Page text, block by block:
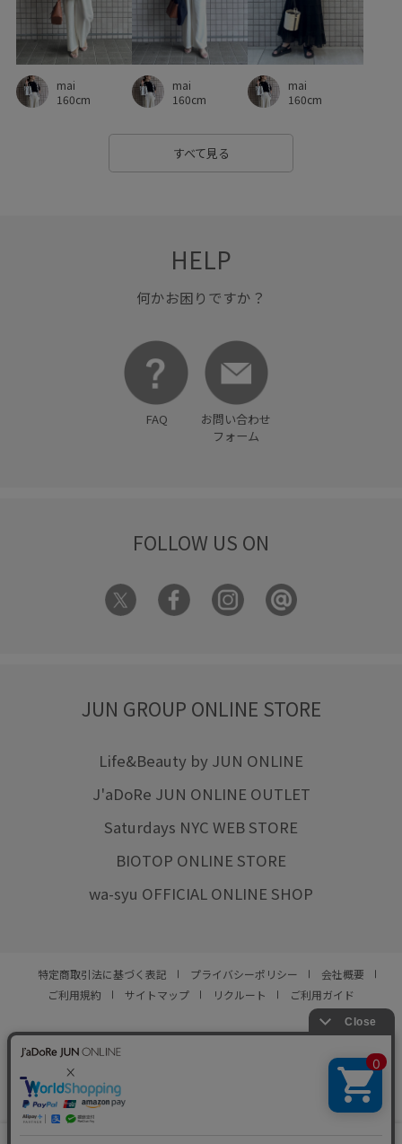
ボートネック ポリエステル マットサテン
ミニバッグ メランジドビーチェック メリハリ
ラリエット レディライク ロングシーズン
ワンショルダー ワンピース
光沢感 冷んやり 凹凸感 別注
薄手 裏地付き 親子コーデ
長財布 靴 高見え
mai
160cm
mai
160cm
mai
160cm
すべて見る
HELP
何かお困りですか？
FAQ
お問い合わせ
フォーム
FOLLOW US ON
JUN GROUP ONLINE STORE
Life&Beauty by JUN ONLINE
J'aDoRe JUN ONLINE OUTLET
Saturdays NYC WEB STORE
BIOTOP ONLINE STORE
wa-syu OFFICIAL ONLINE SHOP
特定商取引法に基づく表記 プライバシーポリシー
会社概要
ご利用規約
サイトマップ リクルート ご利用ガイド
© JUN CO.,LTD. ALL RIGHTS RESERVED.